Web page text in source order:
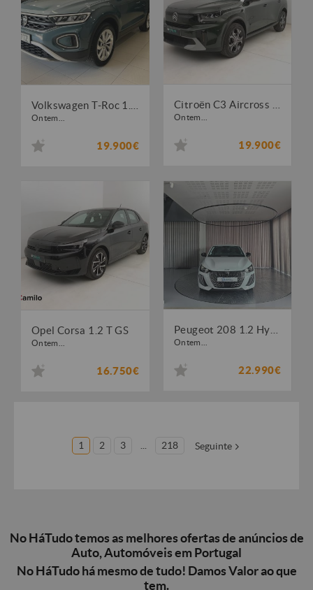
Ontem...
19.900€
Ontem...
19.900€
Opel Corsa 1.2 T GS
Ontem...
16.750€
Ontem...
22.990€
1 2 3 218 Seguinte
No HáTudo temos as melhores ofertas de anúncios de
Auto, Automóveis em Portugal
No HáTudo há mesmo de tudo! Damos Valor ao que
tem.